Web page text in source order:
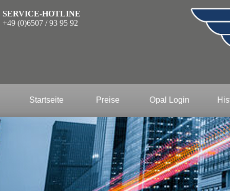
SERVICE-HOTLINE
+49 (0)6507 / 93 95 92
Startseite Preise Opal Login